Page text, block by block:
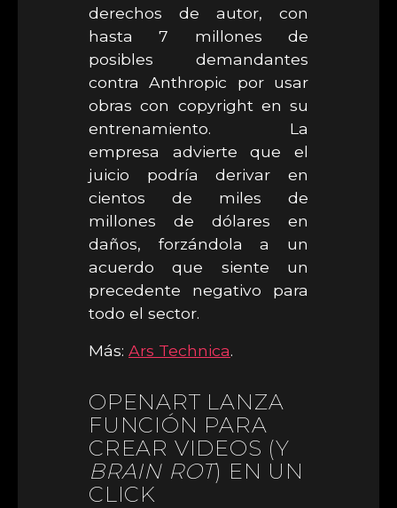
derechos de autor, con
hasta 7 millones de
posibles demandantes
contra Anthropic por usar
obras con copyright en su
entrenamiento. La
empresa advierte que el
juicio podría derivar en
cientos de miles de
millones de dólares en
daños, forzándola a un
acuerdo que siente un
precedente negativo para
todo el sector.
Más: Ars Technica.
OPENART LANZA
FUNCIÓN PARA
CREAR VIDEOS (Y
BRAIN ROT) EN UN
CLICK